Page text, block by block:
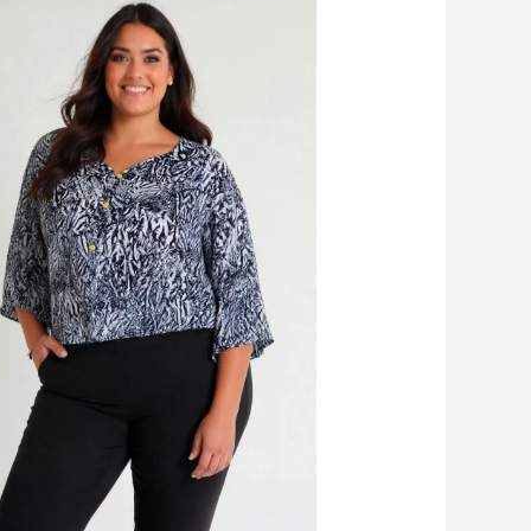
desde
$59.900
hasta
$79.900